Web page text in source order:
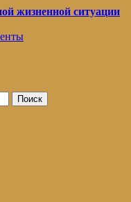
жизненной ситуации
Поиск